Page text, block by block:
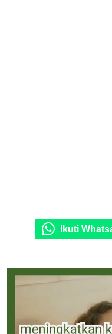
Ikuti